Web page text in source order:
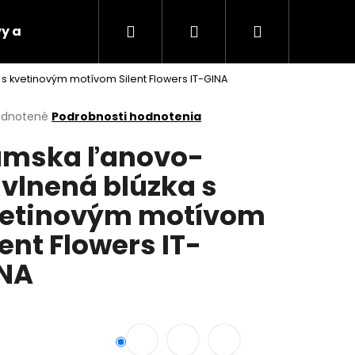
a platby Vrátenie tovaru Napíšte nám
Hľadať PrihlásenieNákupný
motívom Silent Flowers IT-GINA
Podrobnosti hodnotenia
ľanovo-
blúzka s
motívom
Flowers IT-